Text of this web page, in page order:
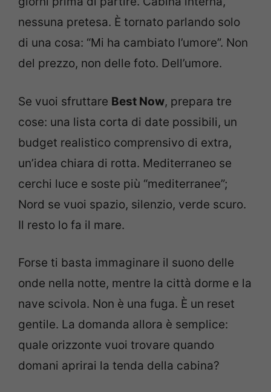
nessuna pretesa. È tornato parlando solo
di una cosa: “Mi ha cambiato l’umore”. Non
del prezzo, non delle foto. Dell’umore.
Se vuoi sfruttare Best Now, prepara tre
cose: una lista corta di date possibili, un
budget realistico comprensivo di extra,
un’idea chiara di rotta. Mediterraneo se
cerchi luce e soste più “mediterranee”;
Nord se vuoi spazio, silenzio, verde scuro.
Il resto lo fa il mare.
Forse ti basta immaginare il suono delle
onde nella notte, mentre la città dorme e la
nave scivola. Non è una fuga. È un reset
gentile. La domanda allora è semplice:
quale orizzonte vuoi trovare quando
domani aprirai la tenda della cabina?